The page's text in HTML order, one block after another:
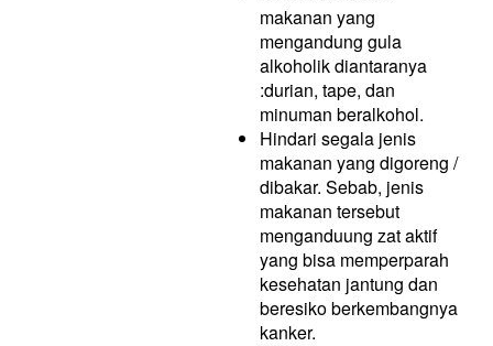
makanan yang
mengandung gula
alkoholik diantaranya
:durian, tape, dan
minuman beralkohol.
Hindari segala jenis
makanan yang digoreng /
dibakar. Sebab, jenis
makanan tersebut
menganduung zat aktif
yang bisa memperparah
kesehatan jantung dan
beresiko berkembangnya
kanker.